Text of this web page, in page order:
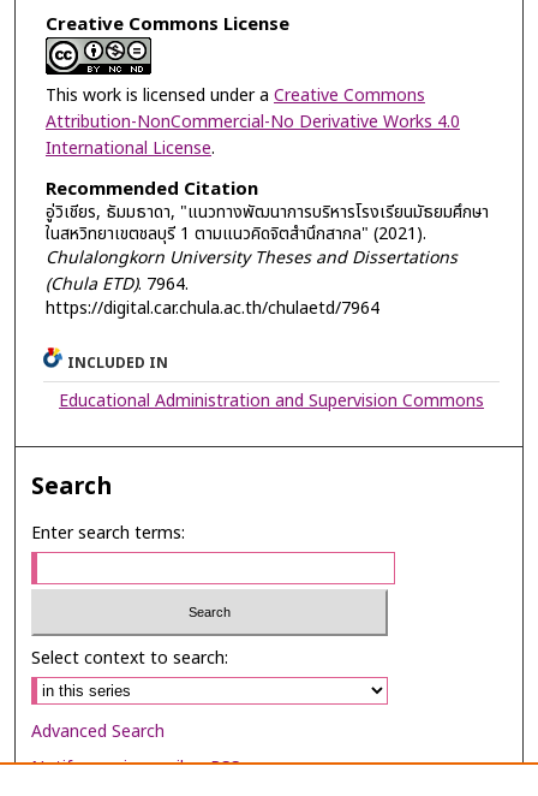
Creative Commons License
This work is licensed under a Creative Commons
Attribution-NonCommercial-No Derivative Works 4.0
International License.
Recommended Citation
อู่วิเชียร, ธัมมธาดา, "แนวทางพัฒนาการบริหารโรงเรียนมัธยมศึกษา
ในสหวิทยาเขตชลบุรี 1 ตามแนวคิดจิตสำนึกสากล" (2021).
Chulalongkorn University Theses and Dissertations
(Chula ETD). 7964.
https://digital.car.chula.ac.th/chulaetd/7964
INCLUDED IN
Educational Administration and Supervision Commons
Search
Enter search terms:
Select context to search:
Advanced Search
Notify me via email orRSS